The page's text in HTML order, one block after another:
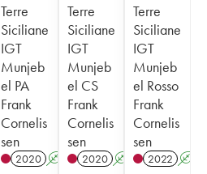
Terre
Siciliane
IGT
Munjeb
el PA
Frank
Cornelis
sen
2020 A
Terre
Siciliane
IGT
Munjeb
el CS
Frank
Cornelis
sen
2020 A
Terre
Siciliane
IGT
Munjeb
el Rosso
Frank
Cornelis
sen
2022 A